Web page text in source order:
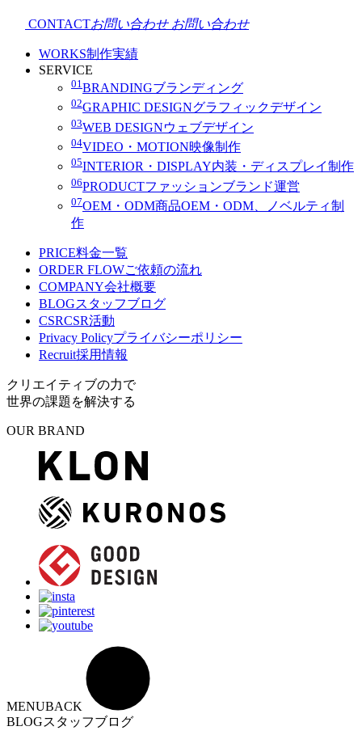
CONTACTお問い合わせ お問い合わせ
WORKS制作実績
SERVICE
01 BRANDINGブランディング
02GRAPHIC DESIGNグラフィックデザイン
03WEB DESIGNウェブデザイン
04VIDEO・MOTION映像制作
05INTERIOR・DISPLAY内装・ディスプレイ制作
06PRODUCTファッションブランド運営
07OEM・ODM商品OEM・ODM、ノベルティ制
作
PRICE料金一覧
ORDER FLOWご依頼の流れ
COMPANY会社概要
BLOGスタッフブログ
CSRCSR活動
Privacy Policyプライバシーポリシー
Recruit採用情報
クリエイティブの力で
世界の課題を解決する
OUR BRAND
MENUBACK
BLOGスタッフブログ